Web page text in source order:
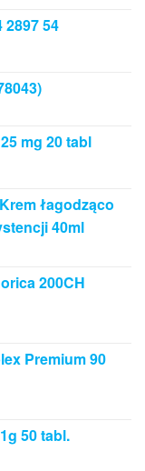
2897 54
mg 20 tabl
łagodząco
40ml
200CH
Premium 90
50 tabl.